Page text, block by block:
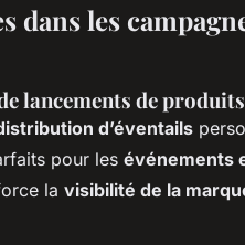
les
lancements de produits
d’éventails
pour les événements
la visibilité de la